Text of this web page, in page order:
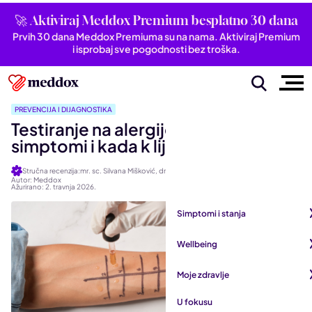
🚀 Aktiviraj Meddox Premium besplatno 30 dana
Prvih 30 dana Meddox Premiuma su na nama. Aktiviraj Premium
i isprobaj sve pogodnosti bez troška.
Simptomi i stanja
Bubrezi i mokraćni sustav
Dišni sustav
Wellbeing
Moje zdravlje
Pogledaj sve iz kategorije
U fokusu
PREVENCIJA I DIJAGNOSTIKA
Testiranje na alergije: Vrste testova,
simptomi i kada k liječniku
Stručna recenzija:mr. sc. Silvana Mišković, dr. med.
Autor: Meddox
Ažurirano: 2. travnja 2026.